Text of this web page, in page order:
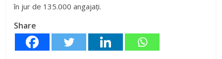
în jur de 135.000 angajați.
Share